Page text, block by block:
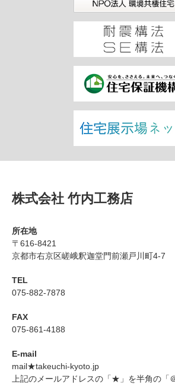
株式会社 竹内工務店
所在地
〒616-8421
京都市右京区嵯峨釈迦堂門前瀬戸川町4-7
TEL
075-882-7878
FAX
075-861-4188
E-mail
mail★takeuchi-kyoto.jp
上記のメールアドレスの「★」を半角の「